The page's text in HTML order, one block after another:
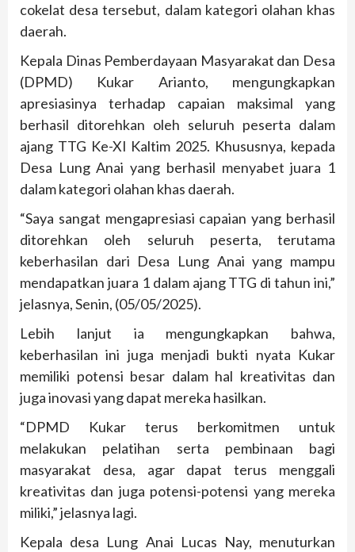
cokelat desa tersebut, dalam kategori olahan khas
daerah.
Kepala Dinas Pemberdayaan Masyarakat dan Desa
(DPMD) Kukar Arianto, mengungkapkan
apresiasinya terhadap capaian maksimal yang
berhasil ditorehkan oleh seluruh peserta dalam
ajang TTG Ke-XI Kaltim 2025. Khususnya, kepada
Desa Lung Anai yang berhasil menyabet juara 1
dalam kategori olahan khas daerah.
“Saya sangat mengapresiasi capaian yang berhasil
ditorehkan oleh seluruh peserta, terutama
keberhasilan dari Desa Lung Anai yang mampu
mendapatkan juara 1 dalam ajang TTG di tahun ini,”
jelasnya, Senin, (05/05/2025).
Lebih lanjut ia mengungkapkan bahwa,
keberhasilan ini juga menjadi bukti nyata Kukar
memiliki potensi besar dalam hal kreativitas dan
juga inovasi yang dapat mereka hasilkan.
“DPMD Kukar terus berkomitmen untuk
melakukan pelatihan serta pembinaan bagi
masyarakat desa, agar dapat terus menggali
kreativitas dan juga potensi-potensi yang mereka
miliki,” jelasnya lagi.
Kepala desa Lung Anai Lucas Nay, menuturkan